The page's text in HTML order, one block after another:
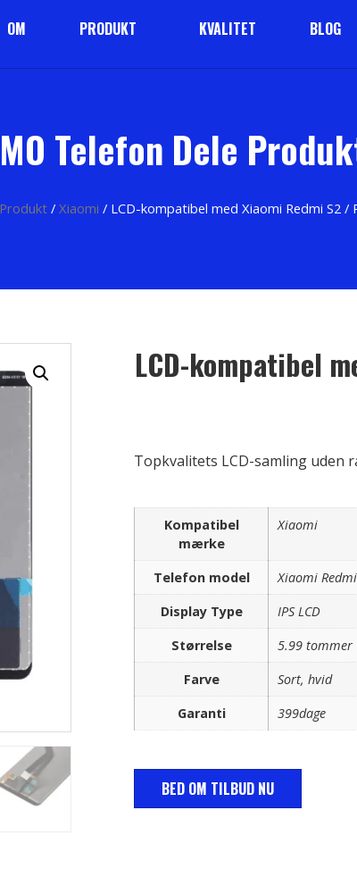
OM PRODUKT KVALITET BLOG
MO Telefon Dele
Produkt / Xiaomi / LCD-kompatibel med Xiaomi Redmi S2 /
LCD-kompatibel
Topkvalitets LCD-samling uden
Kompatibel
mærke
Xiaomi
Telefon model
Xiaomi
Display Type
IPS LCD
Størrelse
5.99 tommer
Farve
Sort, hvid
Garanti
399dage
BED OM TILBUD NU